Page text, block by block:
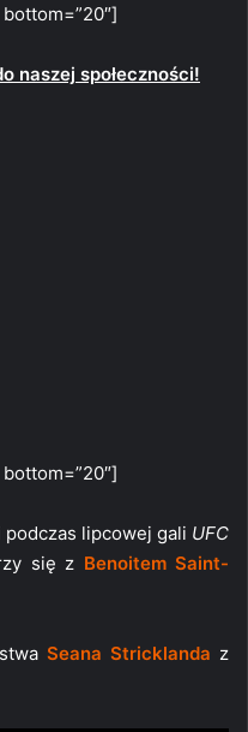
naszej społeczności!
lipcowej gali UFC
się z Benoitem Saint-
Seana Stricklanda z